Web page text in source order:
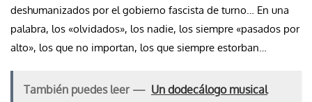
deshumanizados por el gobierno fascista de turno… En una
palabra, los «olvidados», los nadie, los siempre «pasados por
alto», los que no importan, los que siempre estorban…
También puedes leer — Un dodecálogo musical